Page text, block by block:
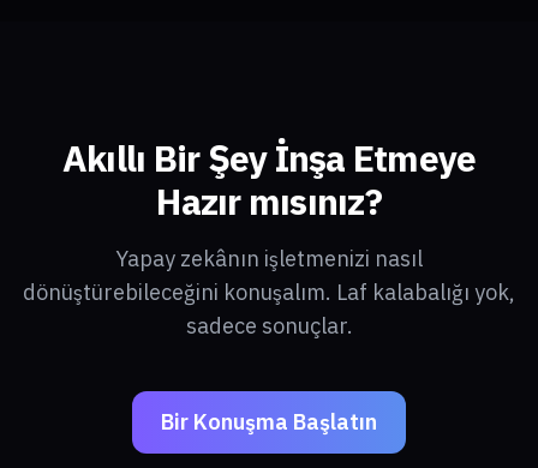
Akıllı Bir Şey İnşa Etmeye
Hazır mısınız?
Yapay zekânın işletmenizi nasıl
dönüştürebileceğini konuşalım. Laf kalabalığı yok,
sadece sonuçlar.
Bir Konuşma Başlatın